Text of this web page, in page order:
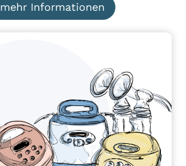
mehr Informationen